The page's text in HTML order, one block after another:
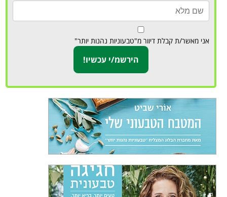
אני מאשר/ת קבלת דיוור מ"טבעוניות נהנות יותר"